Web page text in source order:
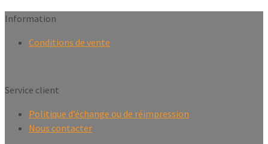
Information
Conditions de vente
Service client
Politique d’échange ou de réimpression
Nous contacter